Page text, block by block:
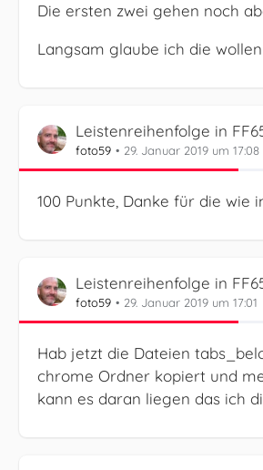
Die ersten zwei gehen noch
Langsam glaube ich die
Leistenreihenfolge in
foto59 29. Januar 2019 um 17:08
100 Punkte, Danke für die wie
Leistenreihenfolge in
foto59 29. Januar 2019 um 17:01
Hab jetzt die Dateien
chrome Ordner kopiert und
kann es daran liegen das ich